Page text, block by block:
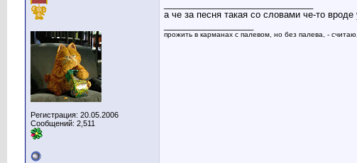
Регистрация: 20.05.2006
Сообщений: 2,511
а че за песня такая со словами че-то
прожить в карманах с палевом, но без палева, - считаю,